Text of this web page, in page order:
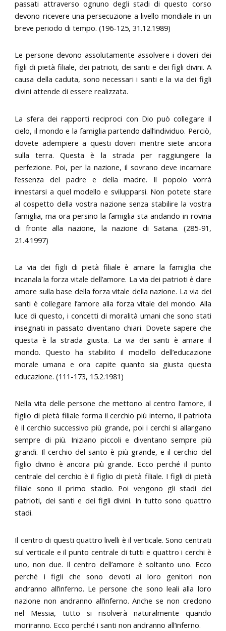
passati attraverso ognuno degli stadi di questo corso
devono ricevere una persecuzione a livello mondiale in un
breve periodo di tempo. (196-125, 31.12.1989)
Le persone devono assolutamente assolvere i doveri dei
figli di pietà filiale, dei patrioti, dei santi e dei figli divini. A
causa della caduta, sono necessari i santi e la via dei figli
divini attende di essere realizzata.
La sfera dei rapporti reciproci con Dio può collegare il
cielo, il mondo e la famiglia partendo dall’individuo. Perciò,
dovete adempiere a questi doveri mentre siete ancora
sulla terra. Questa è la strada per raggiungere la
perfezione. Poi, per la nazione, il sovrano deve incarnare
l’essenza del padre e della madre. Il popolo vorrà
innestarsi a quel modello e svilupparsi. Non potete stare
al cospetto della vostra nazione senza stabilire la vostra
famiglia, ma ora persino la famiglia sta andando in rovina
di fronte alla nazione, la nazione di Satana. (285-91,
21.4.1997)
La via dei figli di pietà filiale è amare la famiglia che
incanala la forza vitale dell’amore. La via dei patrioti è dare
amore sulla base della forza vitale della nazione. La via dei
santi è collegare l’amore alla forza vitale del mondo. Alla
luce di questo, i concetti di moralità umani che sono stati
insegnati in passato diventano chiari. Dovete sapere che
questa è la strada giusta. La via dei santi è amare il
mondo. Questo ha stabilito il modello dell’educazione
morale umana e ora capite quanto sia giusta questa
educazione. (111-173, 15.2.1981)
Nella vita delle persone che mettono al centro l’amore, il
figlio di pietà filiale forma il cerchio più interno, il patriota
è il cerchio successivo più grande, poi i cerchi si allargano
sempre di più. Iniziano piccoli e diventano sempre più
grandi. Il cerchio del santo è più grande, e il cerchio del
figlio divino è ancora più grande. Ecco perché il punto
centrale del cerchio è il figlio di pietà filiale. I figli di pietà
filiale sono il primo stadio. Poi vengono gli stadi dei
patrioti, dei santi e dei figli divini. In tutto sono quattro
stadi.
Il centro di questi quattro livelli è il verticale. Sono centrati
sul verticale e il punto centrale di tutti e quattro i cerchi è
uno, non due. Il centro dell’amore è soltanto uno. Ecco
perché i figli che sono devoti ai loro genitori non
andranno all’inferno. Le persone che sono leali alla loro
nazione non andranno all’inferno. Anche se non credono
nel Messia, tutto si risolverà naturalmente quando
moriranno. Ecco perché i santi non andranno all’inferno.